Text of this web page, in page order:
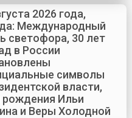
2026 года,
Международный
светофора, 30 лет
в России
символы
власти,
рождения Ильи
и Веры Холодной